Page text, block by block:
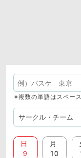
※複数の単語はスペー
日
9
月
10